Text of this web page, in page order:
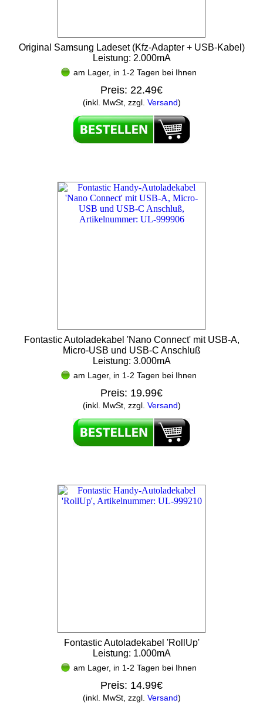
Original Samsung Ladeset (Kfz-Adapter + USB-Kabel)
Leistung: 2.000mA
am Lager, in 1-2 Tagen bei Ihnen
Preis: 22.49€
(inkl. MwSt, zzgl. Versand)
Fontastic Autoladekabel 'Nano Connect' mit USB-A,
Micro-USB und USB-C Anschluß
Leistung: 3.000mA
am Lager, in 1-2 Tagen bei Ihnen
Preis: 19.99€
(inkl. MwSt, zzgl. Versand)
Fontastic Autoladekabel 'RollUp'
Leistung: 1.000mA
am Lager, in 1-2 Tagen bei Ihnen
Preis: 14.99€
(inkl. MwSt, zzgl. Versand)